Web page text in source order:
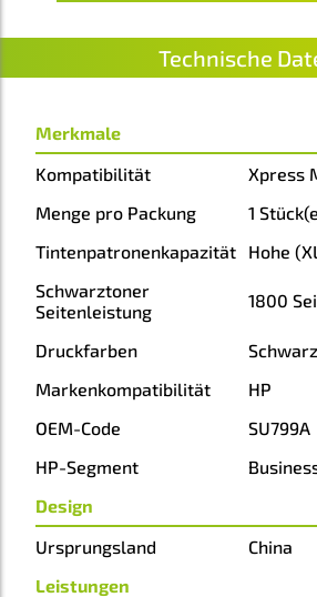
Technische
Merkmale
Kompatibilität
Xpress
Menge pro Packung
1
Tintenpatronenkapazität
Hohe
Schwarztoner
Seitenleistung
1800
Druckfarben
Schwarz
Markenkompatibilität
HP
OEM-Code
SU799A
HP-Segment
Design
Ursprungsland
China
Leistungen